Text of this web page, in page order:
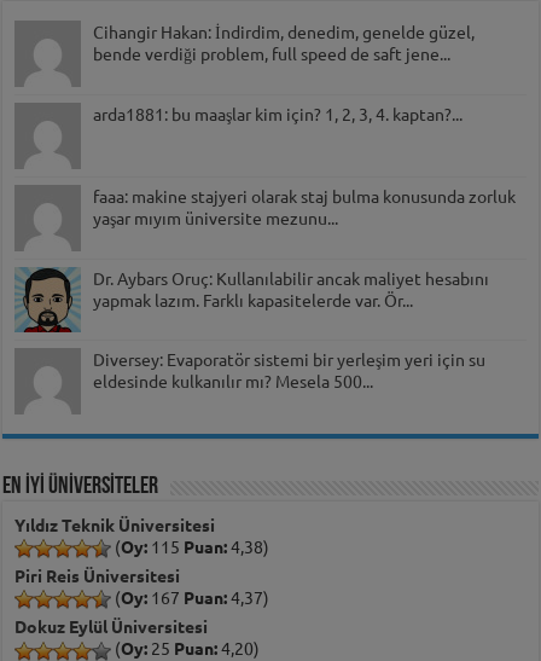
Cihangir Hakan: İndirdim, denedim, genelde güzel,
bende verdiği problem, full speed de saft jene...
arda1881: bu maaşlar kim için? 1, 2, 3, 4. kaptan?...
faaa: makine stajyeri olarak staj bulma konusunda zorluk
yaşar mıyım üniversite mezunu...
Dr. Aybars Oruç: Kullanılabilir ancak maliyet hesabını
yapmak lazım. Farklı kapasitelerde var. Ör...
Diversey: Evaporatör sistemi bir yerleşim yeri için su
eldesinde kulkanılır mı? Mesela 500...
EN İYİ ÜNİVERSİTELER
Yıldız Teknik Üniversitesi
(Oy: 115 Puan:4,38)
Piri Reis Üniversitesi
(Oy: 167 Puan:4,37)
Dokuz Eylül Üniversitesi
(Oy: 25 Puan:4,20)